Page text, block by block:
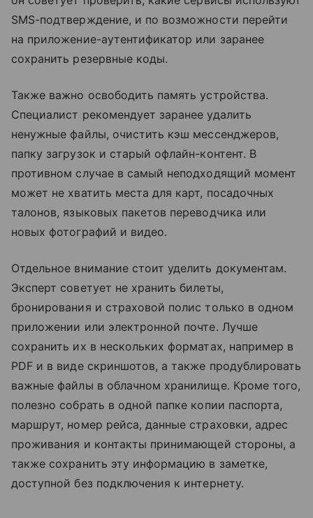
SMS-подтверждение, и по возможности перейти
на приложение-аутентификатор или заранее
сохранить резервные коды.
Также важно освободить память устройства.
Специалист рекомендует заранее удалить
ненужные файлы, очистить кэш мессенджеров,
папку загрузок и старый офлайн-контент. В
противном случае в самый неподходящий момент
может не хватить места для карт, посадочных
талонов, языковых пакетов переводчика или
новых фотографий и видео.
Отдельное внимание стоит уделить документам.
Эксперт советует не хранить билеты,
бронирования и страховой полис только в одном
приложении или электронной почте. Лучше
сохранить их в нескольких форматах, например в
PDF и в виде скриншотов, а также продублировать
важные файлы в облачном хранилище. Кроме того,
полезно собрать в одной папке копии паспорта,
маршрут, номер рейса, данные страховки, адрес
проживания и контакты принимающей стороны, а
также сохранить эту информацию в заметке,
доступной без подключения к интернету.